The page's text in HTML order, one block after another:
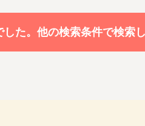
た。他の検索条件で検索し